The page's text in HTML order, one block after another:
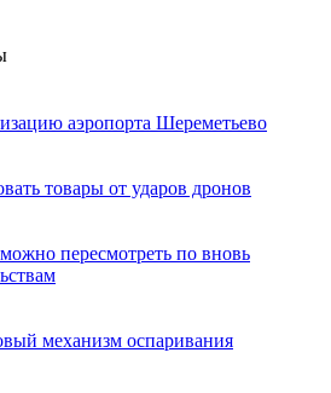
аэропорта Шереметьево
товары от ударов дронов
пересмотреть по вновь
механизм оспаривания